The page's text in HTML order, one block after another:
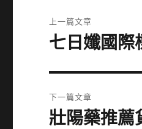
章
上一篇文章
上
篇
文
章:
七日孅國際
下一篇文章
下
壯陽藥推